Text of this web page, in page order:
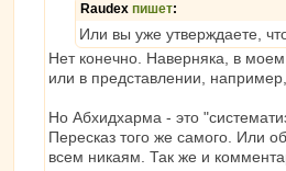
Raudex пишет:
Или вы уже утверждаете,
Нет конечно. Наверняка, в
или в представлении,
Но Абхидхарма - это
Пересказ того же самого. Или
всем никаям. Так же и